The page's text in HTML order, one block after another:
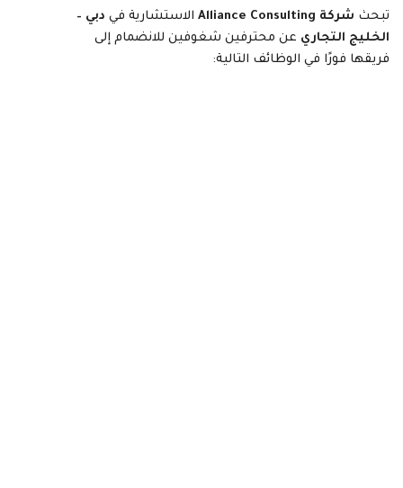
تبحث شركة Alliance Consulting الاستشارية في دبي –
الخليج التجاري عن محترفين شغوفين للانضمام إلى
فريقها فورًا في الوظائف التالية: